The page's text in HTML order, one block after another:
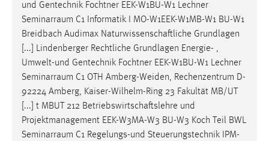
und Gentechnik Fochtner EEK-W1BU-W1 Lechner
Seminarraum C1 Informatik I MO-W1EEK-W1MB-W1 BU-W1
Breidbach Audimax Naturwissenschaftliche Grundlagen
[...] Lindenberger Rechtliche Grundlagen Energie- ,
Umwelt-und Gentechnik Fochtner EEK-W1BU-W1 Lechner
Seminarraum C1 OTH Amberg-Weiden, Rechenzentrum D-
92224 Amberg, Kaiser-Wilhelm-Ring 23 Fakultät MB/UT
[...] t MBUT 212 Betriebswirtschaftslehre und
Projektmanagement EEK-W3MA-W3 BU-W3 Koch Teil BWL
Seminarraum C1 Regelungs-und Steuerungstechnik IPM-